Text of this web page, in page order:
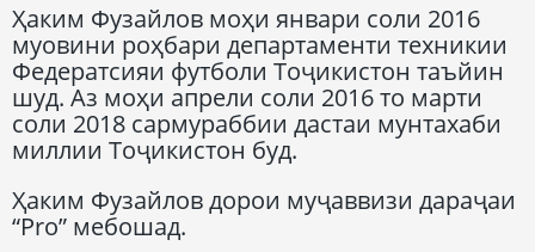
Ҳаким Фузайлов моҳи январи соли 2016
муовини роҳбари департаменти техникии
Федератсияи футболи Тоҷикистон таъйин
шуд. Аз моҳи апрели соли 2016 то марти
соли 2018 сармураббии дастаи мунтахаби
миллии Тоҷикистон буд.
Ҳаким Фузайлов дорои муҷаввизи дараҷаи
“Pro” мебошад.